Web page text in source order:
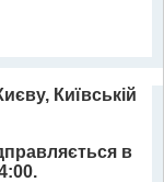
Київській
в